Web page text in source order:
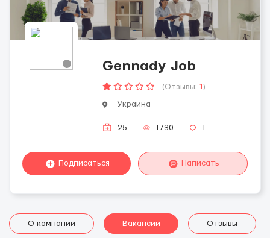
Gennady Job
(Отзывы: 1 )
Украина
25 1730 1
Подписаться Написать
О компании Вакансии Отзывы